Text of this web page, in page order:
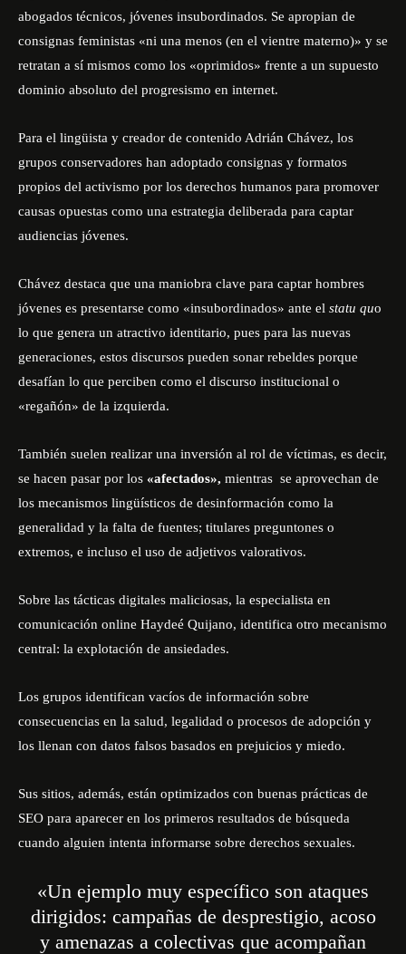
abogados técnicos, jóvenes insubordinados. Se apropian de
consignas feministas «ni una menos (en el vientre materno)» y se
retratan a sí mismos como los «oprimidos» frente a un supuesto
dominio absoluto del progresismo en internet.
Para el lingüista y creador de contenido Adrián Chávez, los
grupos conservadores han adoptado consignas y formatos
propios del activismo por los derechos humanos para promover
causas opuestas como una estrategia deliberada para captar
audiencias jóvenes.
Chávez destaca que una maniobra clave para captar hombres
jóvenes es presentarse como «insubordinados» ante el statu quo
lo que genera un atractivo identitario, pues para las nuevas
generaciones, estos discursos pueden sonar rebeldes porque
desafían lo que perciben como el discurso institucional o
«regañón» de la izquierda.
También suelen realizar una inversión al rol de víctimas, es decir,
se hacen pasar por los «afectados», mientras se aprovechan de
los mecanismos lingüísticos de desinformación como la
generalidad y la falta de fuentes; titulares preguntones o
extremos, e incluso el uso de adjetivos valorativos.
Sobre las tácticas digitales maliciosas, la especialista en
comunicación online Haydeé Quijano, identifica otro mecanismo
central: la explotación de ansiedades.
Los grupos identifican vacíos de información sobre
consecuencias en la salud, legalidad o procesos de adopción y
los llenan con datos falsos basados en prejuicios y miedo.
Sus sitios, además, están optimizados con buenas prácticas de
SEO para aparecer en los primeros resultados de búsqueda
cuando alguien intenta informarse sobre derechos sexuales.
«Un ejemplo muy específico son ataques
dirigidos: campañas de desprestigio, acoso
y amenazas a colectivas que acompañan